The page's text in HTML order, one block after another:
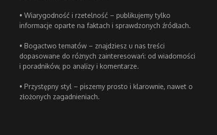
• Wiarygodność i rzetelność – publikujemy tylko
informacje oparte na faktach i sprawdzonych źródłach.
• Bogactwo tematów – znajdziesz u nas treści
dopasowane do różnych zainteresowań: od wiadomości
i poradników, po analizy i komentarze.
• Przystępny styl – piszemy prosto i klarownie, nawet o
złożonych zagadnieniach.